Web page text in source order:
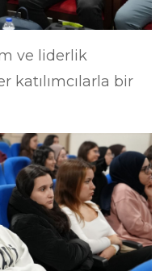
ve liderlik
katılımcılarla bir